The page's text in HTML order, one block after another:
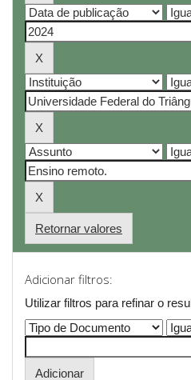
Retornar valores
Adicionar filtros:
Utilizar filtros para refinar o